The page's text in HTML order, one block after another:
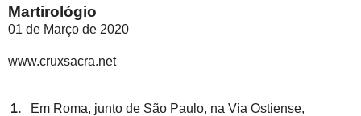
Martirológio
01 de Março de 2020
www.cruxsacra.net
1.
Em Roma, junto de São Paulo, na Via Ostiense,